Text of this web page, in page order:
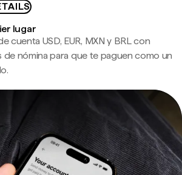
lugar
cuenta USD, EUR, MXN y BRL con
de nómina para que te paguen como un